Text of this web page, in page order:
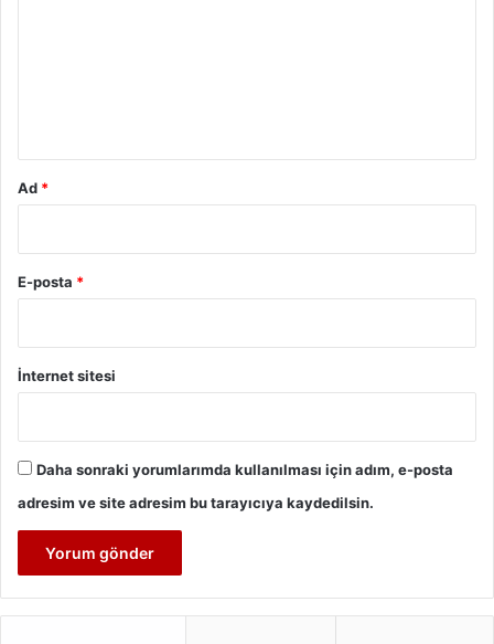
Ad *
E-posta *
İnternet sitesi
Daha sonraki yorumlarımda kullanılması için adım, e-posta
adresim ve site adresim bu tarayıcıya kaydedilsin.